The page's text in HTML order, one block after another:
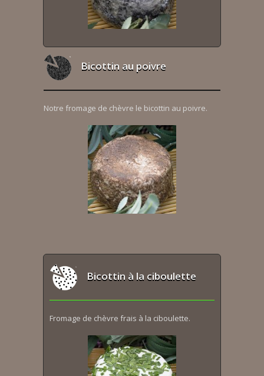
Bicottin au poivre
Notre fromage de chèvre le bicottin au poivre.
Bicottin à la ciboulette
Fromage de chèvre frais à la ciboulette.